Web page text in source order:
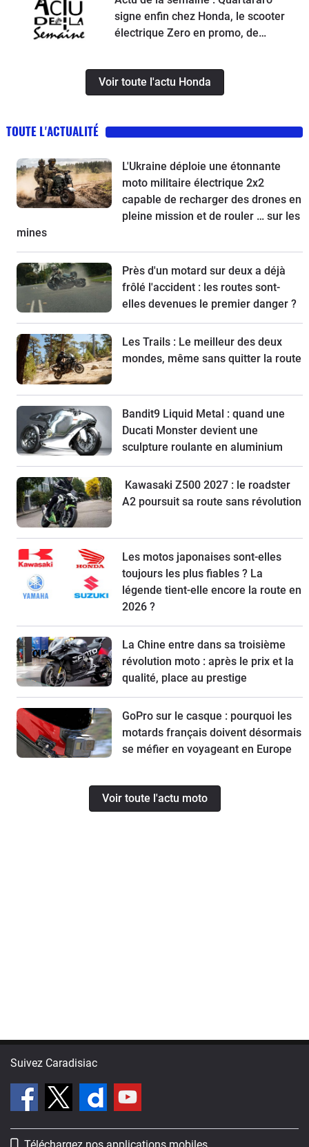
signe enfin chez Honda, le scooter
électrique Zero en promo, de
trottinettes, un Chinois ambitieux et
KTM à la relance
Voir toute l'actu Honda
TOUTE L'ACTUALITÉ
L'Ukraine déploie une étonnante
moto militaire électrique 2x2
capable de recharger des drones en
pleine mission et de rouler … sur les
mines
Près d'un motard sur deux a déjà
frôlé l'accident : les routes sont-
elles devenues le premier danger ?
Les Trails : Le meilleur des deux
mondes, même sans quitter la route
Bandit9 Liquid Metal : quand une
Ducati Monster devient une
sculpture roulante en aluminium
Kawasaki Z500 2027 : le roadster
A2 poursuit sa route sans révolution
Les motos japonaises sont-elles
toujours les plus fiables ? La
légende tient-elle encore la route en
2026 ?
La Chine entre dans sa troisième
révolution moto : après le prix et la
qualité, place au prestige
GoPro sur le casque : pourquoi les
motards français doivent désormais
se méfier en voyageant en Europe
Voir toute l'actu moto
Suivez Caradisiac